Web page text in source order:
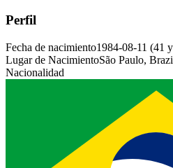
Perfil
Fecha de nacimiento1984-08-11 (41
Lugar de NacimientoSão Paulo,
Nacionalidad